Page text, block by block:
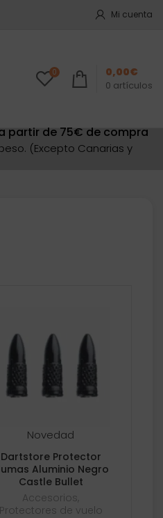
Mi cuenta
0
0 artículos
0,00€
a partir de 75€ de compra
(Excepto Canarias y
Novedad
Dartstore Protector
Aluminio Negro
Castle Bullet
Accesorios,
Protectores de vuelo